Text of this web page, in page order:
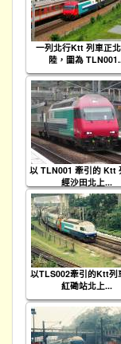
一列北行Ktt 列車正
陸，圖為
以 TLN001 牽引的 Ktt
經沙田北上...
以TLS002牽引的Ktt列
紅磡站北上...